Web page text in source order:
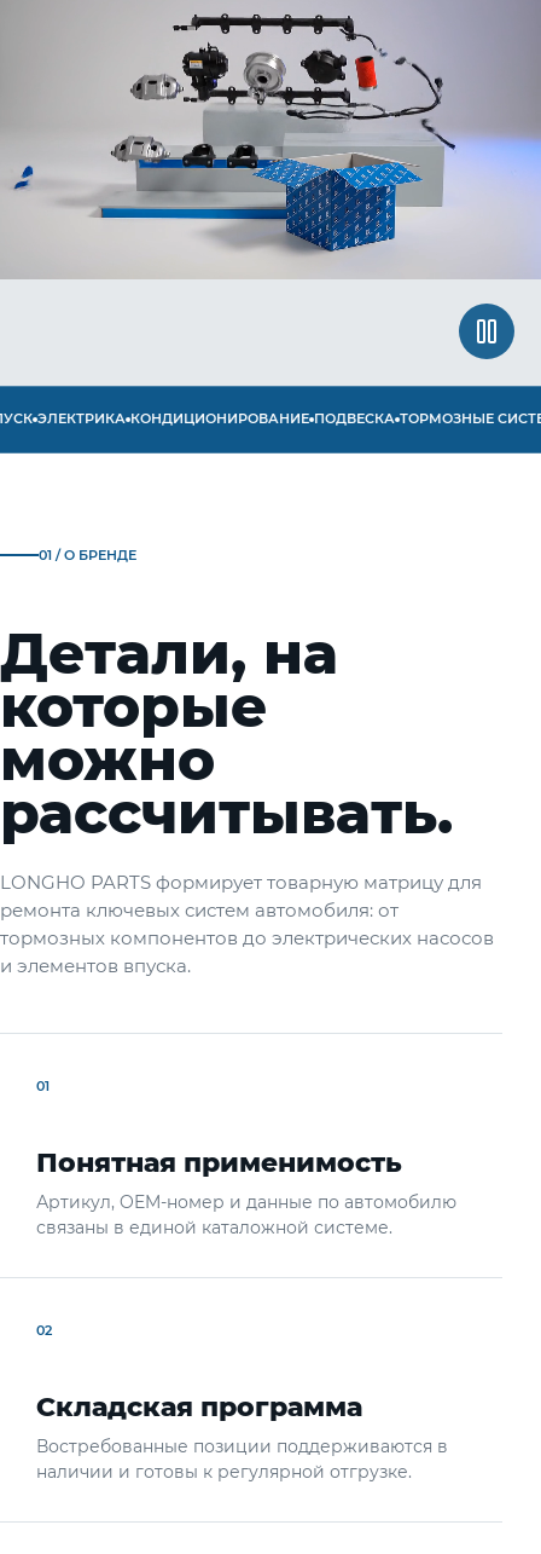
ЭЛЕКТРИКА КОНДИЦИОНИРОВАНИЕ ПОДВЕСКА ТОРМОЗНЫЕ
01 / О БРЕНДЕ
Детали, на
которые
можно
рассчитывать.
LONGHO PARTS формирует товарную матрицу для
ремонта ключевых систем автомобиля: от
тормозных компонентов до электрических насосов
и элементов впуска.
01
Понятная применимость
Артикул, OEM-номер и данные по автомобилю
связаны в единой каталожной системе.
02
Складская программа
Востребованные позиции поддерживаются в
наличии и готовы к регулярной отгрузке.